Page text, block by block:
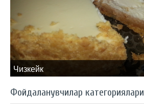
Чизкейк
Фойдаланувчилар категориялари